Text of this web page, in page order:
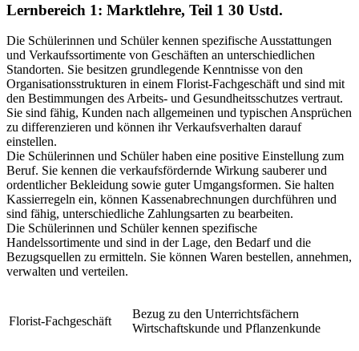
Lernbereich 1: Marktlehre, Teil 1 30 Ustd.
Die Schülerinnen und Schüler kennen spezifische Ausstattungen
und Verkaufssortimente von Geschäften an unterschiedlichen
Standorten. Sie besitzen grundlegende Kenntnisse von den
Organisationsstrukturen in einem Florist-Fachgeschäft und sind mit
den Bestimmungen des Arbeits- und Gesundheitsschutzes vertraut.
Sie sind fähig, Kunden nach allgemeinen und typischen Ansprüchen
zu differenzieren und können ihr Verkaufsverhalten darauf
einstellen.
Die Schülerinnen und Schüler haben eine positive Einstellung zum
Beruf. Sie kennen die verkaufsfördernde Wirkung sauberer und
ordentlicher Bekleidung sowie guter Umgangsformen. Sie halten
Kassierregeln ein, können Kassenabrechnungen durchführen und
sind fähig, unterschiedliche Zahlungsarten zu bearbeiten.
Die Schülerinnen und Schüler kennen spezifische
Handelssortimente und sind in der Lage, den Bedarf und die
Bezugsquellen zu ermitteln. Sie können Waren bestellen, annehmen,
verwalten und verteilen.
Florist-Fachgeschäft
Bezug zu den Unterrichtsfächern
Wirtschaftskunde und Pflanzenkunde